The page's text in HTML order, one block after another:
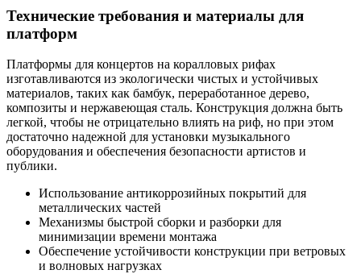
Технические требования и материалы для
платформ
Платформы для концертов на коралловых рифах
изготавливаются из экологически чистых и устойчивых
материалов, таких как бамбук, переработанное дерево,
композиты и нержавеющая сталь. Конструкция должна быть
легкой, чтобы не отрицательно влиять на риф, но при этом
достаточно надежной для установки музыкального
оборудования и обеспечения безопасности артистов и
публики.
Использование антикоррозийных покрытий для
металлических частей
Механизмы быстрой сборки и разборки для
минимизации времени монтажа
Обеспечение устойчивости конструкции при ветровых
и волновых нагрузках